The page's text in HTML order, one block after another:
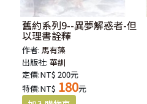
舊約系列9--異夢解惑者-但
以理書詮釋
作者:馬有藻
出版社:華訓
定價:NT$ 200元
特價:NT$ 180元